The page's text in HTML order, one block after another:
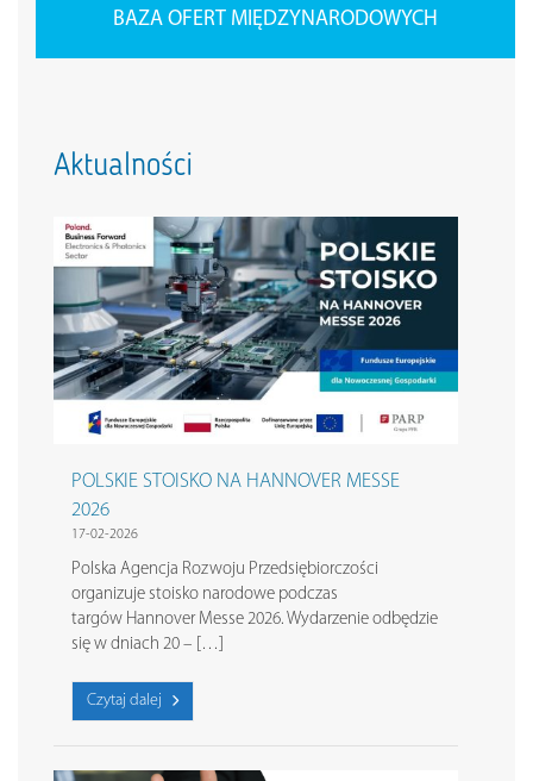
BAZA OFERT MIĘDZYNARODOWYCH
Aktualności
POLSKIE STOISKO NA HANNOVER MESSE
2026
17-02-2026
Polska Agencja Rozwoju Przedsiębiorczości
organizuje stoisko narodowe podczas
targów Hannover Messe 2026. Wydarzenie odbędzie
się w dniach 20 – […]
Czytaj dalej